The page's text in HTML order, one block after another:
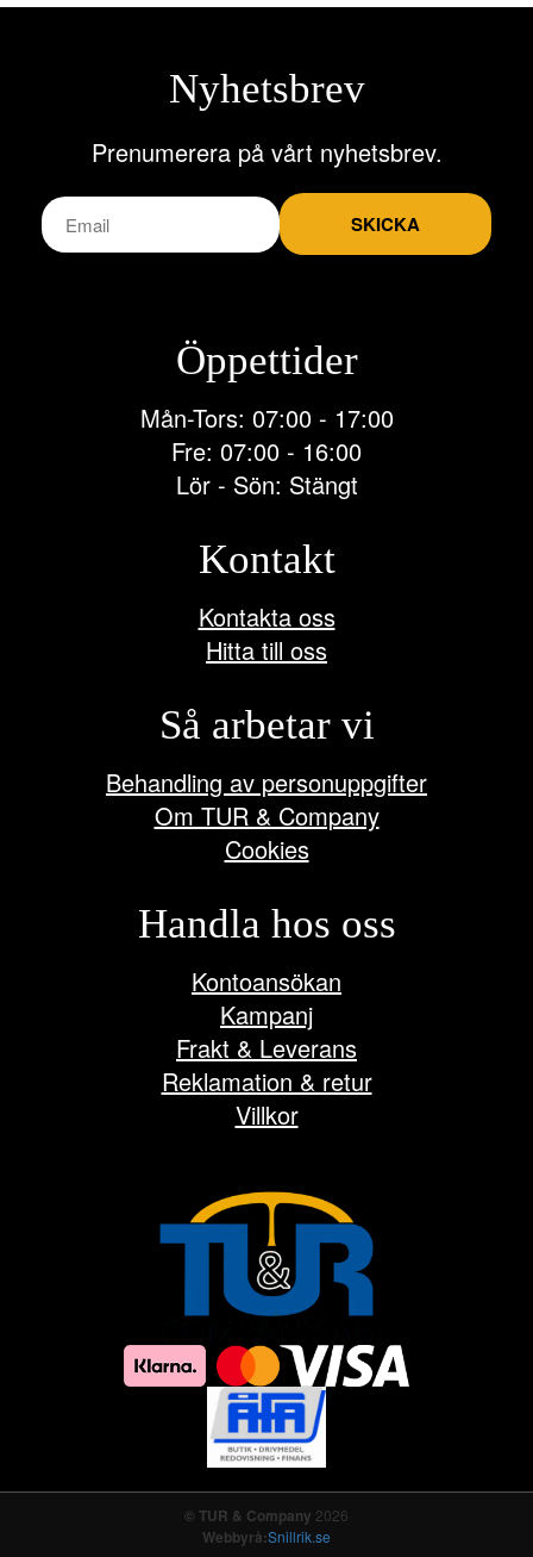
alternativen
kan
produktsidan
Nyhetsbrev
Prenumerera på vårt nyhetsbrev.
SKICKA
Öppettider
Mån-Tors: 07:00 - 17:00
Fre: 07:00 - 16:00
Lör - Sön: Stängt
Kontakt
Kontakta oss
Hitta till oss
Så arbetar vi
Behandling av personuppgifter
Om TUR & Company
Cookies
Handla hos oss
Kontoansökan
Kampanj
Frakt & Leverans
Reklamation & retur
Villkor
© TUR & Company 2026
Webbyrå:Snillrik.se